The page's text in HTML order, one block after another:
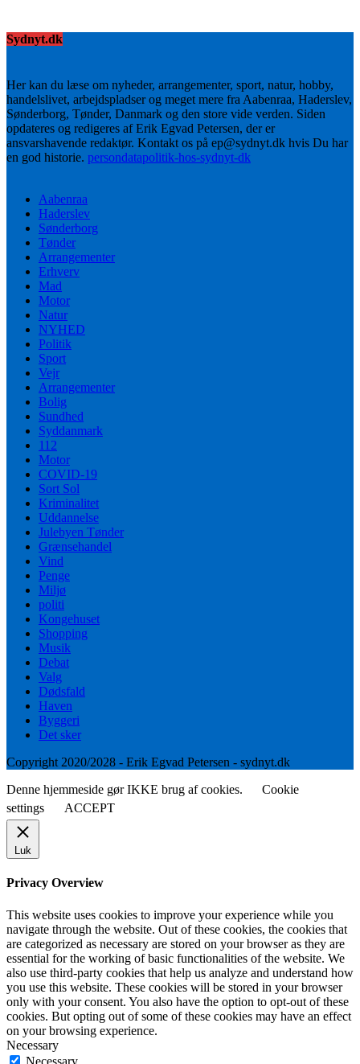
Sydnyt.dk
Her kan du læse om nyheder, arrangementer, sport, natur, hobby,
handelslivet, arbejdspladser og meget mere fra Aabenraa, Haderslev,
Sønderborg, Tønder, Danmark og den store vide verden. Siden
opdateres og redigeres af Erik Egvad Petersen, der er
ansvarshavende redaktør. Kontakt os på ep@sydnyt.dk hvis Du har
en god historie. persondatapolitik-hos-sydnyt-dk
Aabenraa
Haderslev
Sønderborg
Tønder
Arrangementer
Erhverv
Mad
Motor
Natur
NYHED
Politik
Sport
Vejr
Arrangementer
Bolig
Sundhed
Syddanmark
112
Motor
COVID-19
Sort Sol
Kriminalitet
Uddannelse
Julebyen Tønder
Grænsehandel
Vind
Penge
Miljø
politi
Kongehuset
Shopping
Musik
Debat
Valg
Dødsfald
Haven
Byggeri
Det sker
Copyright 2020/2028 - Erik Egvad Petersen - sydnyt.dk
Denne hjemmeside gør IKKE brug af cookies.
Cookie
settings
ACCEPT
Luk
Privacy Overview
This website uses cookies to improve your experience while you
navigate through the website. Out of these cookies, the cookies that
are categorized as necessary are stored on your browser as they are
essential for the working of basic functionalities of the website. We
also use third-party cookies that help us analyze and understand how
you use this website. These cookies will be stored in your browser
only with your consent. You also have the option to opt-out of these
cookies. But opting out of some of these cookies may have an effect
on your browsing experience.
Necessary
Necessary